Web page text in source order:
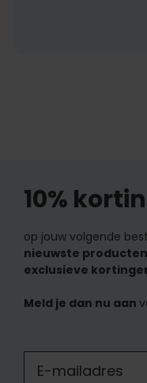
10%
op jouw volgende
nieuwste
exclusieve
Meld je dan nu aan